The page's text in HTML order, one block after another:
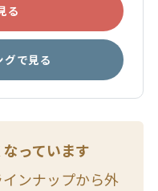
る
で見る
っています
ンナップから外